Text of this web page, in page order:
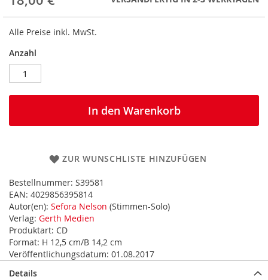
Alle Preise inkl. MwSt.
Anzahl
In den Warenkorb
ZUR WUNSCHLISTE HINZUFÜGEN
Bestellnummer: S39581
EAN: 4029856395814
Autor(en): Sefora Nelson (Stimmen-Solo)
Verlag: Gerth Medien
Produktart: CD
Format: H 12,5 cm/B 14,2 cm
Veröffentlichungsdatum: 01.08.2017
Details